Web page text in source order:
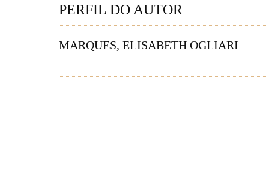
PERFIL DO AUTOR
MARQUES, ELISABETH OGLIARI